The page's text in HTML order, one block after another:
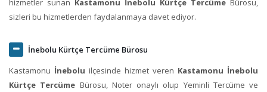
hizmetler sunan Kastamonu İnebolu Kürtçe Tercüme Bürosu,
sizleri bu hizmetlerden faydalanmaya davet ediyor.
İnebolu Kürtçe Tercüme Bürosu
Kastamonu İnebolu ilçesinde hizmet veren Kastamonu İnebolu
Kürtçe Tercüme Bürosu, Noter onaylı olup Yeminli Tercüme ve